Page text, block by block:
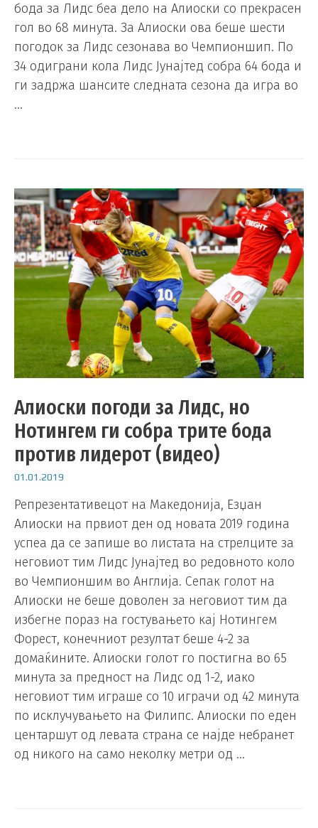
бода за Лидс беа дело на Алиоски со прекрасен
гол во 68 минута. За Алиоски ова беше шести
погодок за Лидс сезонава во Чемпионшип. По
34 одиграни кола Лидс Јунајтед собра 64 бода и
ги задржа шансите следната сезона да игра во
…
Алиоски погоди за Лидс, но
Нотингем ги собра трите бода
против лидерот (видео)
01.01.2019
Репрезентативецот на Македонија, Езџан
Алиоски на првиот ден од новата 2019 година
успеа да се запише во листата на стрелците за
неговиот тим Лидс Јунајтед во редовното коло
во Чемпионшим во Англија. Сепак голот на
Алиоски не беше доволен за неговиот тим да
избегне пораз на гостувањето кај Нотингем
Форест, конечниот резултат беше 4-2 за
домаќините. Алиоски голот го постигна во 65
минута за предност на Лидс од 1-2, иако
неговиот тим играше со 10 играчи од 42 минута
по исклучувањето на Филипс. Алиоски по еден
центаршут од левата страна се најде небранет
од никого на само неколку метри од …